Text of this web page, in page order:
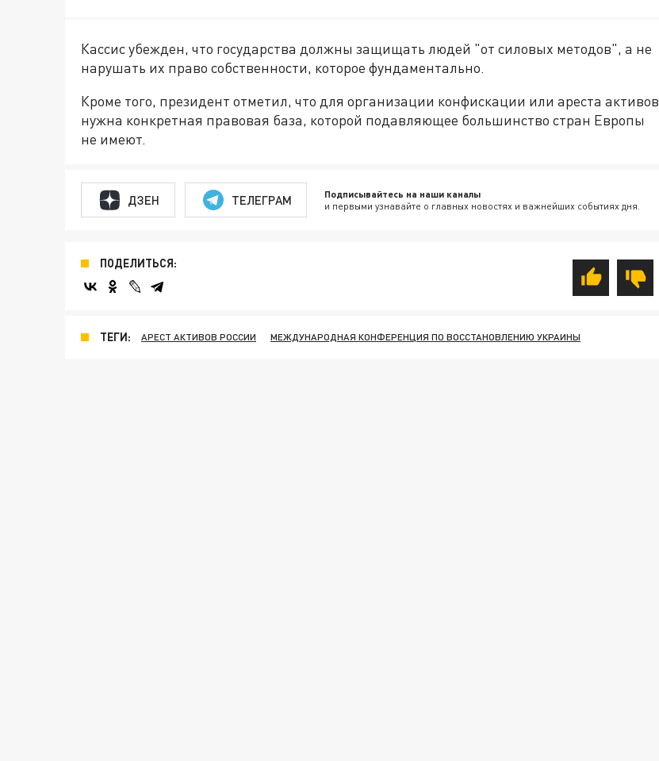
Кассис убежден, что государства должны защищать людей "от силовых методов", а не
нарушать их право собственности, которое фундаментально.
Кроме того, президент отметил, что для организации конфискации или ареста активов
нужна конкретная правовая база, которой подавляющее большинство стран Европы
не имеют.
ДЗЕН ТЕЛЕГРАМ Подписывайтесь на наши каналы
и первыми узнавайте о главных новостях и важнейших событиях дня.
ПОДЕЛИТЬСЯ:
ТЕГИ: АРЕСТ АКТИВОВ РОССИИ МЕЖДУНАРОДНАЯ КОНФЕРЕНЦИЯ ПО ВОССТАНОВЛЕНИЮ УКРАИНЫ